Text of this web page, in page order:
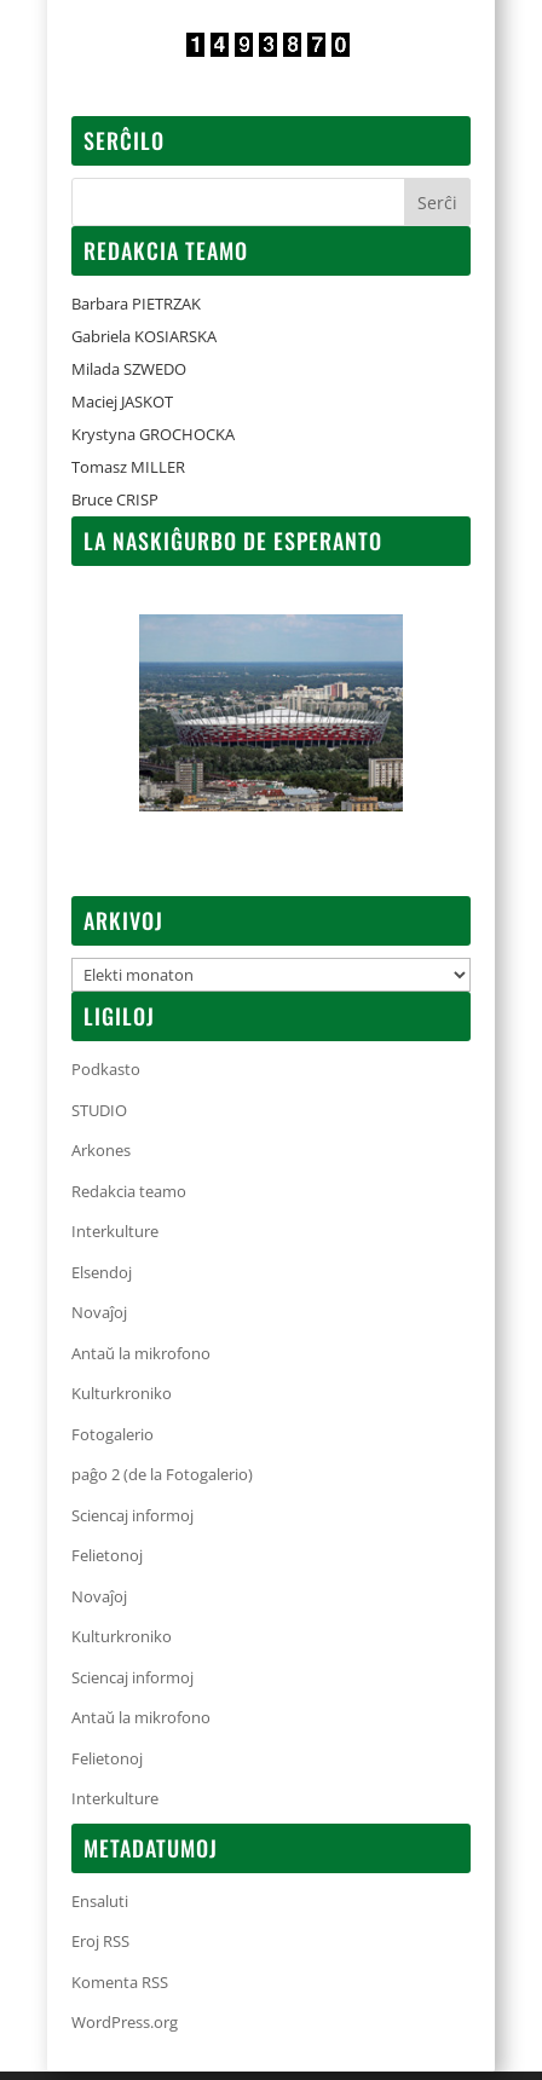
SERĈILO
REDAKCIA TEAMO
Barbara PIETRZAK
Gabriela KOSIARSKA
Milada SZWEDO
Maciej JASKOT
Krystyna GROCHOCKA
Tomasz MILLER
Bruce CRISP
LA NASKIĜURBO DE ESPERANTO
ARKIVOJ
Arkivoj
LIGILOJ
Podkasto
STUDIO
Arkones
Redakcia teamo
Interkulture
Elsendoj
Novaĵoj
Antaŭ la mikrofono
Kulturkroniko
Fotogalerio
paĝo 2 (de la Fotogalerio)
Sciencaj informoj
Felietonoj
Novaĵoj
Kulturkroniko
Sciencaj informoj
Antaŭ la mikrofono
Felietonoj
Interkulture
METADATUMOJ
Ensaluti
Eroj RSS
Komenta RSS
WordPress.org